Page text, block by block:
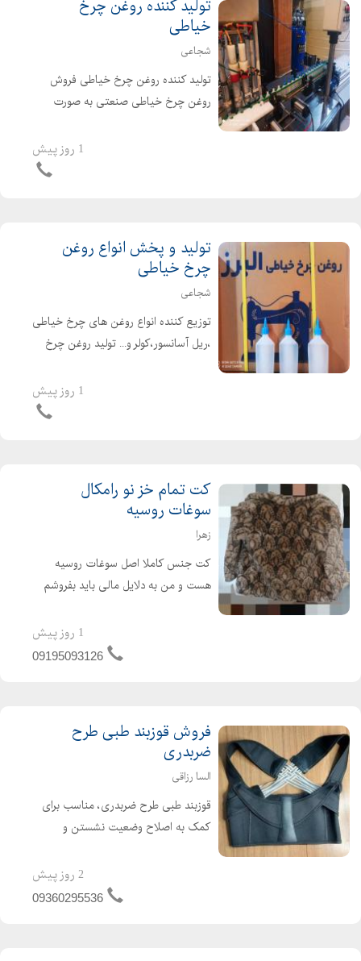
تولید کننده روغن چرخ
خیاطی
شجاعی
تولید کننده روغن چرخ خیاطی فروش
روغن چرخ خیاطی صنعتی به صورت
بالاترین کیفیت به صورت کلی و جزیی
1 روز پیش
تولید و پخش انواع روغن
چرخ خیاطی
شجاعی
توزیع کننده انواع روغن های چرخ خیاطی
،ریل آسانسور،کولر و... تولید روغن چرخ
خیاطی صنعتی راسته دوز تولید روغن
1 روز پیش
کت تمام خز نو رامکال
سوغات روسیه
زهرا
کت جنس کاملا اصل سوغات روسیه
هست و من به دلایل مالی باید بفروشم
استفاده نشده و پوشیده نشده و کاملا نو
1 روز پیش
09195093126
فروش قوزبند طبی طرح
ضربدری
السا رزاقی
قوزبند طبی طرح ضربدری، مناسب برای
کمک به اصلاح وضعیت نشستن و
شانهها. طراحی راحت و قابل استفاده زیر
لباس دارای بندهای قابل تنظیم برای
2 روز پیش
09360295536